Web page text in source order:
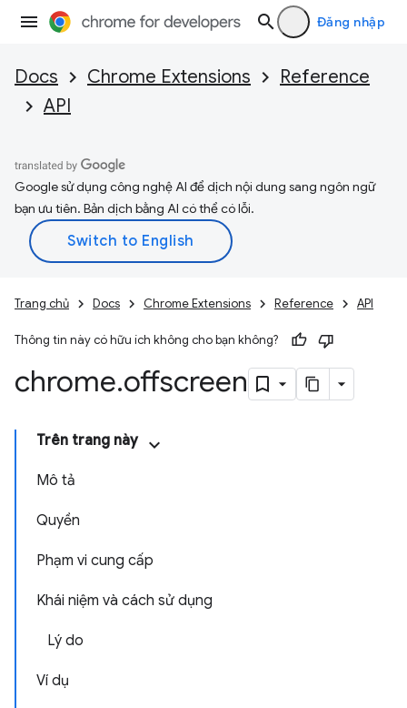
Đăng nhập
Docs Chrome Extensions
Reference
API
Google sử dụng công nghệ AI để dịch nội dung sang ngôn ngữ
bạn ưu tiên. Bản dịch bằng AI có thể có lỗi.
Trang chủ Docs Chrome Extensions Reference API
Thông tin này có hữu ích không cho bạn không?
chrome.offscreen
Trên trang này
Mô tả
Quyền
Phạm vi cung cấp
Khái niệm và cách sử dụng
Lý do
Ví dụ